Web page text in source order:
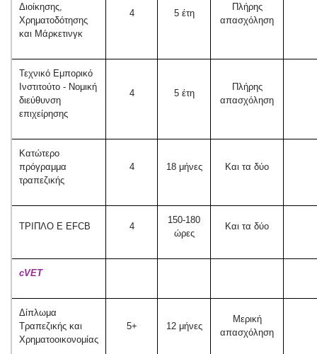
Διοίκησης,
Χρηματοδότησης
και Μάρκετινγκ
4 5 έτη
Πλήρης
απασχόληση
Τεχνικό Εμπορικό
Ινστιτούτο - Νομική
διεύθυνση
επιχείρησης
4 5 έτη
Πλήρης
απασχόληση
Κατώτερο
πρόγραμμα
τραπεζικής
4 18 μήνες Και τα δύο
ΤΡΙΠΛΟ Ε EFCB 4
150-180
ώρες
Και τα δύο
cVET
Δίπλωμα
Τραπεζικής και
Χρηματοοικονομίας
5+ 12 μήνες
Μερική
απασχόληση